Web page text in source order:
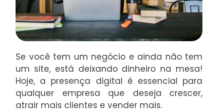
Se você tem um negócio e ainda não tem
um site, está deixando dinheiro na mesa!
Hoje, a presença digital é essencial para
qualquer empresa que deseja crescer,
atrair mais clientes e vender mais.